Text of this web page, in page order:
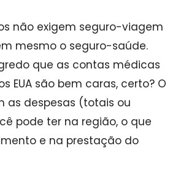
não exigem seguro-viagem
mesmo o seguro-saúde.
que as contas médicas
EUA são bem caras, certo? O
as despesas (totais ou
pode ter na região, o que
e na prestação do